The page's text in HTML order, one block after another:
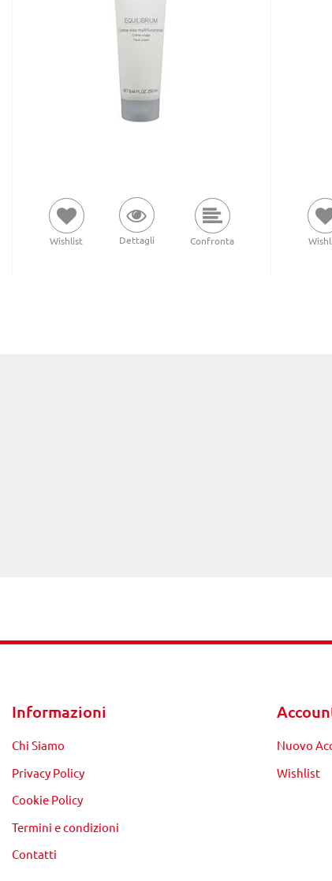
Wishlist Dettagli Confronta
Informazioni
Chi Siamo
Privacy Policy
Cookie Policy
Termini e condizioni
Contatti
Nuovo
Wishlist